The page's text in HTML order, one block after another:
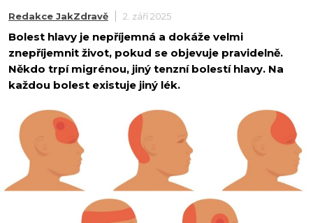
Redakce JakZdravě 2. září 2025
Bolest hlavy je nepříjemná a dokáže velmi
znepříjemnit život, pokud se objevuje pravidelně.
Někdo trpí migrénou, jiný tenzní bolestí hlavy. Na
každou bolest existuje jiný lék.